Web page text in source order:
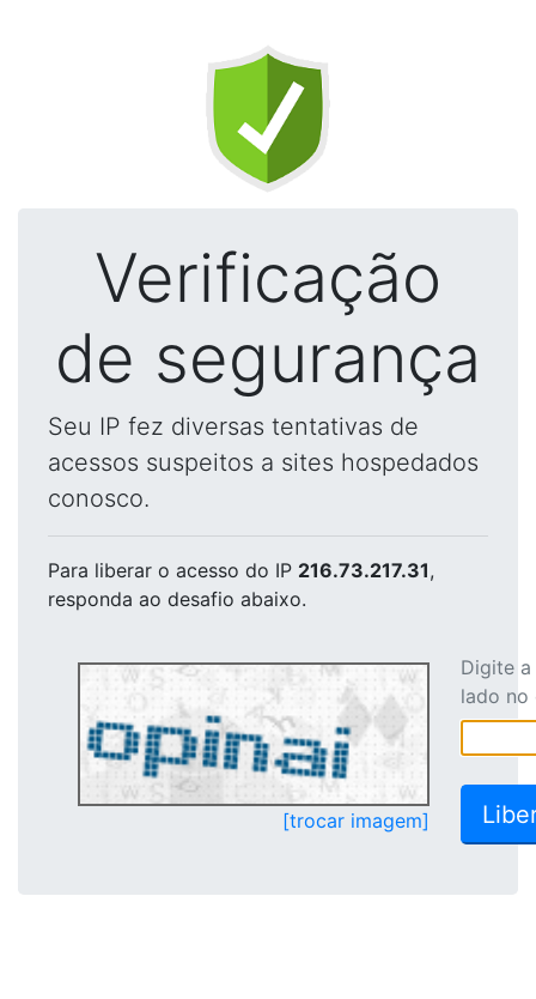
Verificação
de segurança
Seu IP fez diversas tentativas de
acessos suspeitos a sites hospedados
conosco.
Para liberar o acesso do IP 216.73.217.31,
responda ao desafio abaixo.
[trocar imagem]
Digite
lado no